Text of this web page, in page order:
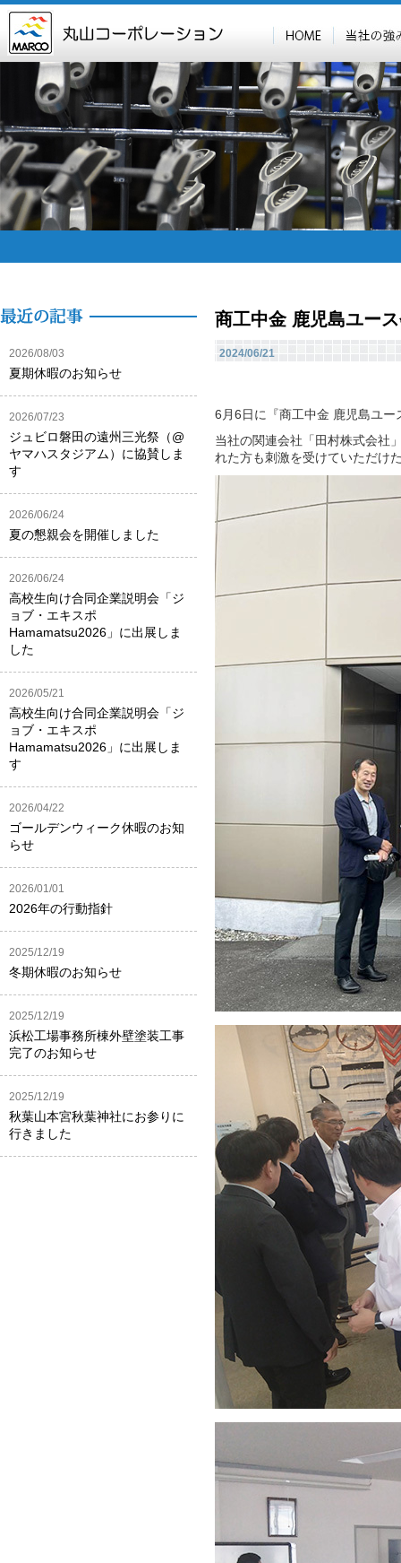
商工中金 鹿児島ユー
2024/06/21
6月6日に『商工中金 鹿児島ユ
当社の関連会社「田村株式会社
れた方も刺激を受けていただけ
2026/08/03
夏期休暇のお知らせ
2026/07/23
ジュビロ磐田の遠州三光祭（@
ヤマハスタジアム）に協賛しま
す
2026/06/24
夏の懇親会を開催しました
2026/06/24
高校生向け合同企業説明会「ジ
ョブ・エキスポ
Hamamatsu2026」に出展しま
した
2026/05/21
高校生向け合同企業説明会「ジ
ョブ・エキスポ
Hamamatsu2026」に出展しま
す
2026/04/22
ゴールデンウィーク休暇のお知
らせ
2026/01/01
2026年の行動指針
2025/12/19
冬期休暇のお知らせ
2025/12/19
浜松工場事務所棟外壁塗装工事
完了のお知らせ
2025/12/19
秋葉山本宮秋葉神社にお参りに
行きました